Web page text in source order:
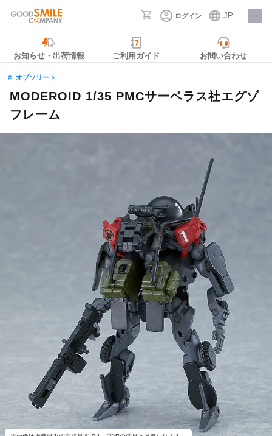
ログイン JP
採用情報
お知らせ・出荷情報 ご利用ガイド お問い合わせ
オブソリート
MODEROID 1/35 PMCサーベラス社エグゾ
フレーム